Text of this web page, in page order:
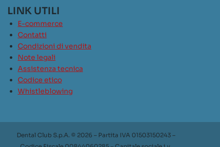
LINK UTILI
E-commerce
Contatti
Condizioni di vendita
Note legali
Assistenza tecnica
Codice etico
Whistleblowing
Dental Club S.p.A. © 2026 – Partita IVA 01503150243 –